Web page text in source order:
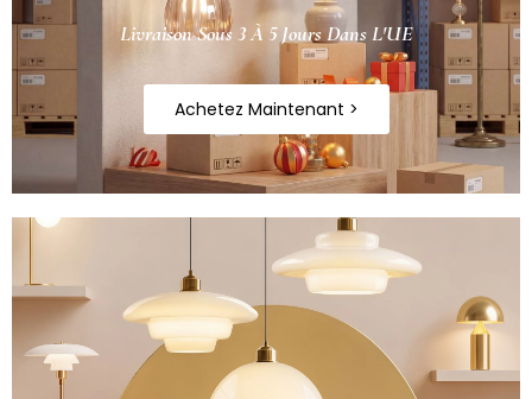
Livraison Sous 3 À 5 Jours Dans L'UE
Achetez Maintenant >